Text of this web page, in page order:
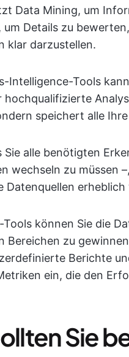
Data Mining, um
um Details zu
klar darzustellen.
Intelligence-Tools
hochqualifizierte
speichert alle
Sie alle benötigten
wechseln zu müssen
Datenquellen
können Sie die
Bereichen zu
Berichte
ein, die den
Sie